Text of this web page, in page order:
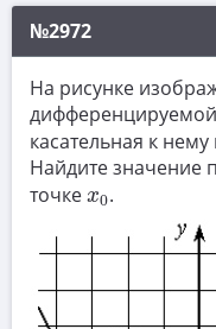
2. Векторы
3. Стереометрия
4. Классическое
5. Теория
6. Уравнения
7. Нахождение
9. Задачи
№2972
На рисунке
касательная к
Найдите значение
точке x0
x0.